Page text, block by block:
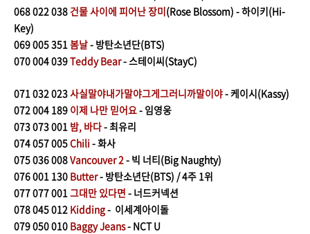
068022 038 건물 사이에 피어난 장미(Rose Blossom) - 하이키(Hi-
Key)
069005 351봄날- 방탄소년단(BTS)
070004 039Teddy Bear- 스테이씨(StayC)
071032 023사실말야내가말야그게그러니까말이야- 케이시(Kassy)
072004 189 이제 나만 믿어요- 임영웅
073 073 001 밤, 바다- 최유리
074057 005Chili- 화사
075036 008Vancouver 2- 빅 너티(Big Naughty)
076001 130 Butter- 방탄소년단(BTS) / 4주 1위
077 077 001그대만 있다면 - 너드커넥션
078045 012 Kidding- 이세계아이돌
079050 010 Baggy Jeans- NCT U